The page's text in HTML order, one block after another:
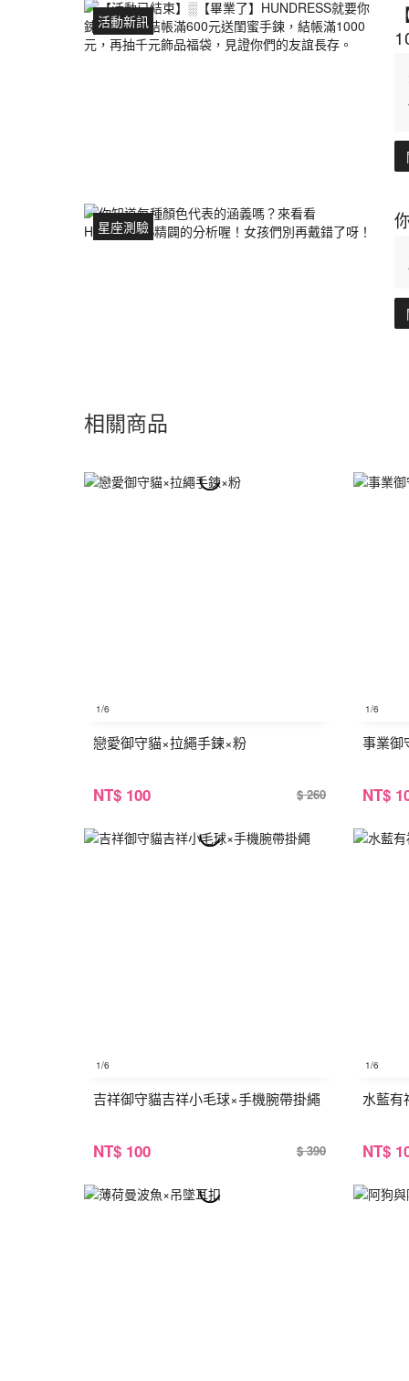
活動新訊
星座測驗
相關商品
1/6
戀愛御守貓×拉繩手鍊×粉
NT$ 100 $ 260
1/6
事業御
NT$
1/6
吉祥御守貓吉祥小毛球×手機腕帶掛繩
NT$ 100 $ 390
1/6
水藍有
NT$